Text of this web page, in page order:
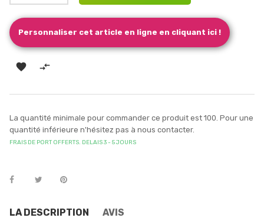
Personnaliser cet article en ligne en cliquant ici !
 
La quantité minimale pour commander ce produit est 100. Pour une
quantité inférieure n'hésitez pas à nous contacter.
FRAIS DE PORT OFFERTS. DELAIS 3 - 5 JOURS
LA DESCRIPTION AVIS